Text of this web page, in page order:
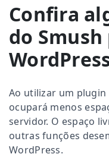
Confira
do
Ao utilizar um plugin
ocupará menos
servidor. O espaço
outras funções
WordPress.